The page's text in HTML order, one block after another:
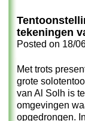
tekeningen
Posted on 18/
Met trots
grote
van Al Solh is
omgevingen
opgedrongen.